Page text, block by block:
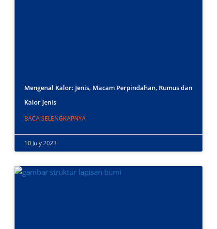
Mengenal Kalor: Jenis, Macam Perpindahan, Rumus dan
Kalor Jenis
BACA SELENGKAPNYA
10 July 2023